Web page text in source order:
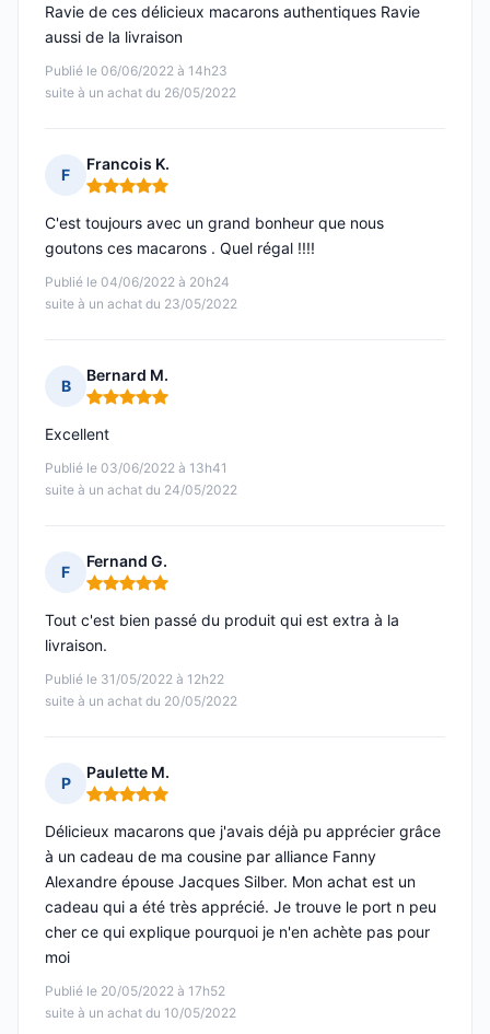
Publié le 06/06/2022 à 14h23
suite à un achat du 26/05/2022
Ravie de ces délicieux macarons authentiques Ravie
aussi de la livraison
F
Francois K.
Note : 5 sur 5
Publié le 04/06/2022 à 20h24
suite à un achat du 23/05/2022
C'est toujours avec un grand bonheur que nous
goutons ces macarons . Quel régal !!!!
B
Bernard M.
Note : 5 sur 5
Publié le 03/06/2022 à 13h41
suite à un achat du 24/05/2022
Excellent
F
Fernand G.
Note : 5 sur 5
Publié le 31/05/2022 à 12h22
suite à un achat du 20/05/2022
Tout c'est bien passé du produit qui est extra à la
livraison.
P
Paulette M.
Note : 5 sur 5
Publié le 20/05/2022 à 17h52
suite à un achat du 10/05/2022
Délicieux macarons que j'avais déjà pu apprécier grâce
à un cadeau de ma cousine par alliance Fanny
Alexandre épouse Jacques Silber. Mon achat est un
cadeau qui a été très apprécié. Je trouve le port n peu
cher ce qui explique pourquoi je n'en achète pas pour
moi